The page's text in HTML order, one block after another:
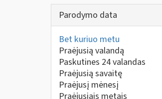
Parodymo data
Bet kuriuo metu
Praėjusią valandą
Paskutines 24 valandas
Praėjusią savaitę
Praėjusį mėnesį
Praėjusiais metais